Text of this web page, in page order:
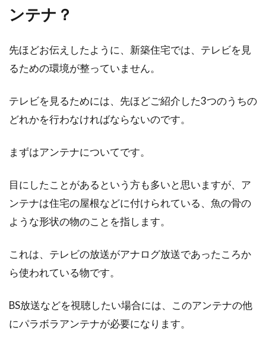
新築の引き渡し後は近所への挨拶回
り！ポイントを押さえよう
新築して引き渡しが完了したら、引っ越しや住
意外と高い！？賃貸アパートでの名
義変更にかかる費用相場
賃貸アパートに住んでいて、やむを得ない理由
し、いざ手...
ンテナ？
先ほどお伝えしたように、新築住宅では、テレビを見
るための環境が整っていません。
テレビを見るためには、先ほどご紹介した3つのうちの
どれかを行わなければならないのです。
まずはアンテナについてです。
目にしたことがあるという方も多いと思いますが、ア
ンテナは住宅の屋根などに付けられている、魚の骨の
ような形状の物のことを指します。
これは、テレビの放送がアナログ放送であったころか
ら使われている物です。
BS放送などを視聴したい場合には、このアンテナの他
にパラボラアンテナが必要になります。